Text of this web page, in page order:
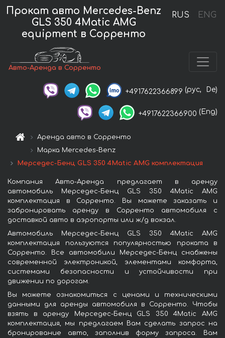
RUS ENG
Прокат авто Mercedes-Benz
GLS 350 4Matic AMG
equipment в Сорренто
Авто-Аренда в Сорренто
+4917622366899 (рус, De)
+4917622366900 (Eng)
Аренда авто в Сорренто
Марка Mercedes-Benz
Мерседес-Бенц GLS 350 4Matic AMG комплектация
Компания Авто-Аренда предлагает в аренду
автомобиль Мерседес-Бенц GLS 350 4Matic AMG
комплектация в Сорренто. Вы можете заказать и
забронировать аренду в Сорренто автомобиля с
доставкой авто в аэропорты или ж/д вокзал.
Автомобиль Мерседес-Бенц GLS 350 4Matic AMG
комплектация пользуются популярностью проката в
Сорренто. Все автомобили Мерседес-Бенц снабжены
современной электроникой, элементами комфорта,
системами безопасности и устойчивости при
движении по дорогам.
Вы можете ознакомиться с ценами и техническими
данными для аренды автомобиля в Сорренто. Чтобы
взять в аренду Мерседес-Бенц GLS 350 4Matic AMG
комплектация, мы предлагаем Вам сделать запрос на
бронирование авто, заполнив форму запроса. Вам